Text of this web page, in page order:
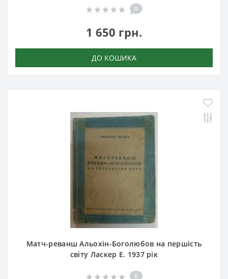
0
1 650 грн.
ДО КОШИКА
Матч-реванш Альохін-Боголюбов на першість
світу Ласкер Е. 1937 рік
0